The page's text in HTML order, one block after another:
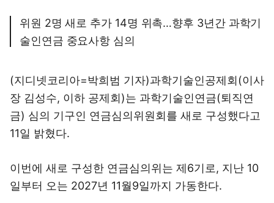
위원 2명 새로 추가 14명 위촉…향후 3년간 과학기
술인연금 중요사항 심의
(지디넷코리아=박희범 기자)과학기술인공제회(이사
장 김성수, 이하 공제회)는 과학기술인연금(퇴직연
금) 심의 기구인 연금심의위원회를 새로 구성했다고
11일 밝혔다.
이번에 새로 구성한 연금심의위는 제6기로, 지난 10
일부터 오는 2027년 11월9일까지 가동한다.